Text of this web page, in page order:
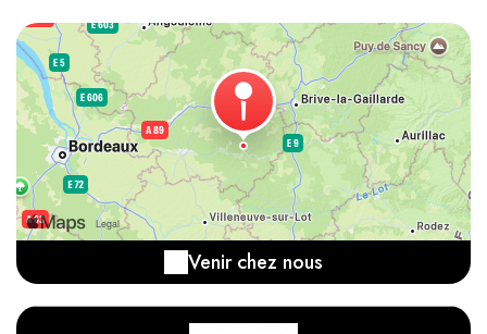
Venir chez nous